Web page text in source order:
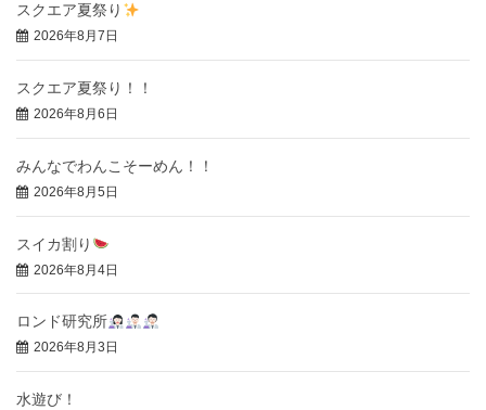
スクエア夏祭り
2026年8月7日
スクエア夏祭り！！
2026年8月6日
みんなでわんこそーめん！！
2026年8月5日
スイカ割り
2026年8月4日
ロンド研究所
2026年8月3日
水遊び！